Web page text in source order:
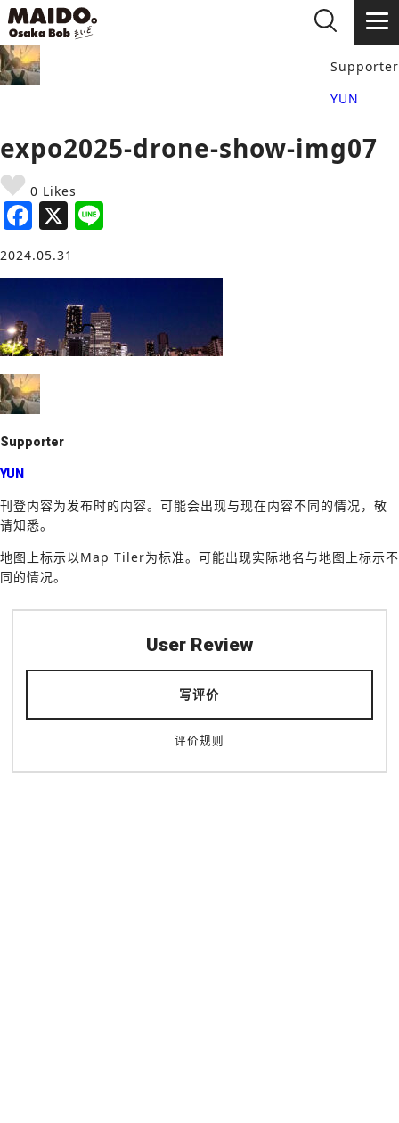
Supporter
YUN
expo2025-drone-show-img07
0 Likes
F
a
c
b
o
o
k
X
e
2024.05.31
Supporter
YUN
刊登内容为发布时的内容。可能会出现与现在内容不同的情况，敬
请知悉。
地图上标示以Map Tiler为标准。可能出现实际地名与地图上标示不
同的情况。
User Review
写评价
评价规则